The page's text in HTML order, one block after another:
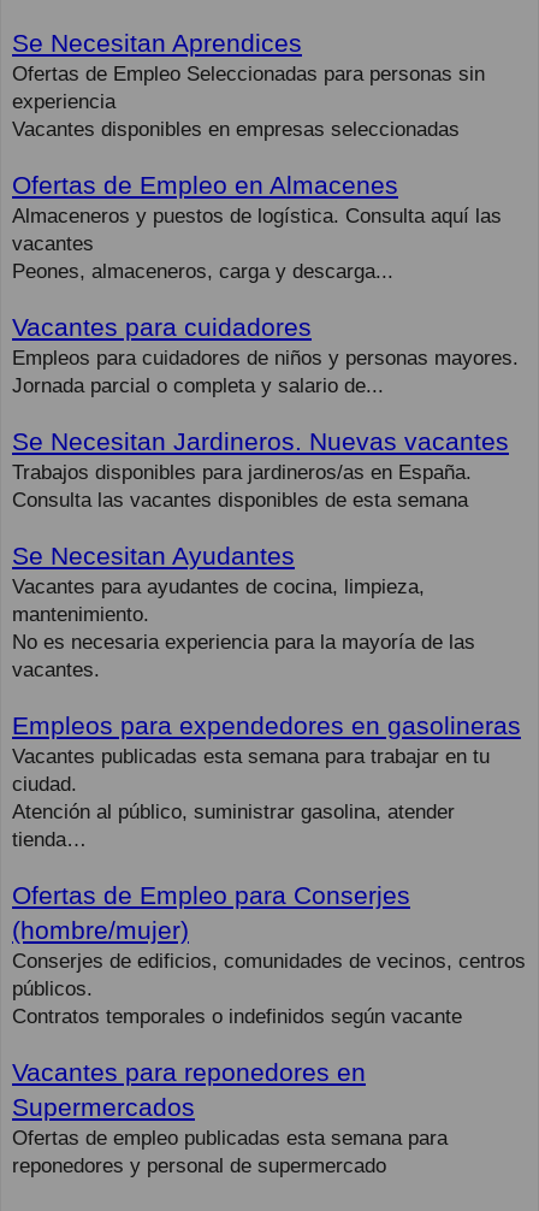
Se Necesitan Aprendices
Ofertas de Empleo Seleccionadas para personas sin
experiencia
Vacantes disponibles en empresas seleccionadas
Ofertas de Empleo en Almacenes
Almaceneros y puestos de logística. Consulta aquí las
vacantes
Peones, almaceneros, carga y descarga...
Vacantes para cuidadores
Empleos para cuidadores de niños y personas mayores.
Jornada parcial o completa y salario de...
Se Necesitan Jardineros. Nuevas vacantes
Trabajos disponibles para jardineros/as en España.
Consulta las vacantes disponibles de esta semana
Se Necesitan Ayudantes
Vacantes para ayudantes de cocina, limpieza,
mantenimiento.
No es necesaria experiencia para la mayoría de las
vacantes.
Empleos para expendedores en gasolineras
Vacantes publicadas esta semana para trabajar en tu
ciudad.
Atención al público, suministrar gasolina, atender
tienda…
Ofertas de Empleo para Conserjes
(hombre/mujer)
Conserjes de edificios, comunidades de vecinos, centros
públicos.
Contratos temporales o indefinidos según vacante
Vacantes para reponedores en
Supermercados
Ofertas de empleo publicadas esta semana para
reponedores y personal de supermercado